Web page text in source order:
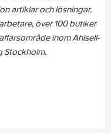
artiklar och lösningar.
över 100 butiker
inom Ahlsell-
Stockholm.